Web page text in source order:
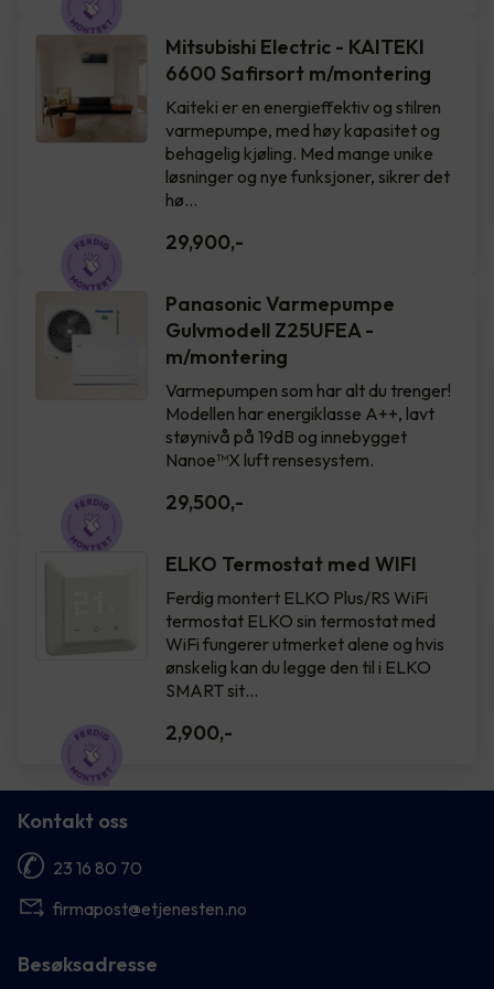
Mitsubishi Electric - KAITEKI
6600 Safirsort m/montering
Kaiteki er en energieffektiv og stilren
varmepumpe, med høy kapasitet og
behagelig kjøling. Med mange unike
løsninger og nye funksjoner, sikrer det
hø…
29,900,-
Panasonic Varmepumpe
Gulvmodell Z25UFEA -
m/montering
Varmepumpen som har alt du trenger!
Modellen har energiklasse A++, lavt
støynivå på 19dB og innebygget
Nanoe™X luft rensesystem.
29,500,-
ELKO Termostat med WIFI
Ferdig montert ELKO Plus/RS WiFi
termostat ELKO sin termostat med
WiFi fungerer utmerket alene og hvis
ønskelig kan du legge den til i ELKO
SMART sit…
2,900,-
Kontakt oss
23 16 80 70
firmapost@etjenesten.no
Besøksadresse